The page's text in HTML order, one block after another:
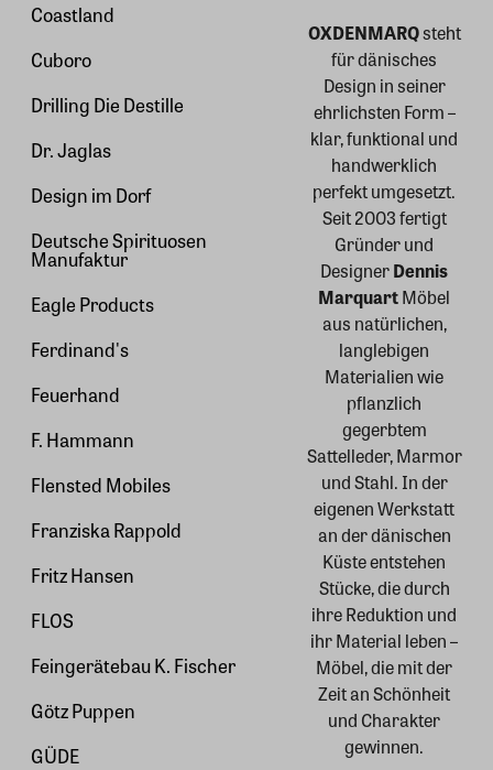
Coastland
Cuboro
Drilling Die Destille
Dr. Jaglas
Design im Dorf
Deutsche Spirituosen
Manufaktur
Eagle Products
Ferdinand's
Feuerhand
F. Hammann
Flensted Mobiles
Franziska Rappold
Fritz Hansen
FLOS
Feingerätebau K. Fischer
Götz Puppen
GÜDE
OXDENMARQsteht
für dänisches
Design in seiner
ehrlichsten Form –
klar, funktional und
handwerklich
perfekt umgesetzt.
Seit 2003 fertigt
Gründer und
DesignerDennis
MarquartMöbel
aus natürlichen,
langlebigen
Materialien wie
pflanzlich
gegerbtem
Sattelleder, Marmor
und Stahl. In der
eigenen Werkstatt
an der dänischen
Küste entstehen
Stücke, die durch
ihre Reduktion und
ihr Material leben –
Möbel, die mit der
Zeit an Schönheit
und Charakter
gewinnen.